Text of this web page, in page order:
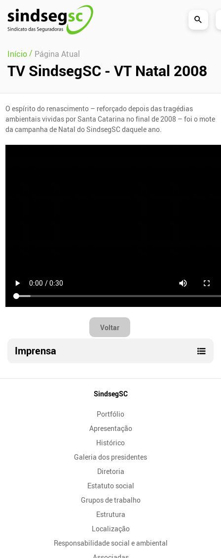
Pular Navegação (s)
Início/ Página Atual
TV SindsegSC - VT Natal 2008
O espírito do renascimento – reforçado depois das tragédias
ambientais vividas por Santa Catarina no final de 2008 – foi o mote
da campanha de Natal do SindsegSC daquele ano.
Voltar
Imprensa
SindsegSC
Portfólio
Apresentação
Histórico
Galeria dos presidentes
Diretoria
Estatuto social
Grupos de trabalho
Estrutura
Localização
Responsabilidade social e ambiental